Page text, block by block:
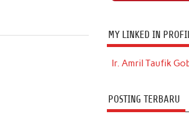
MY LINKED IN
Ir. Amril Taufik
POSTING TERBARU